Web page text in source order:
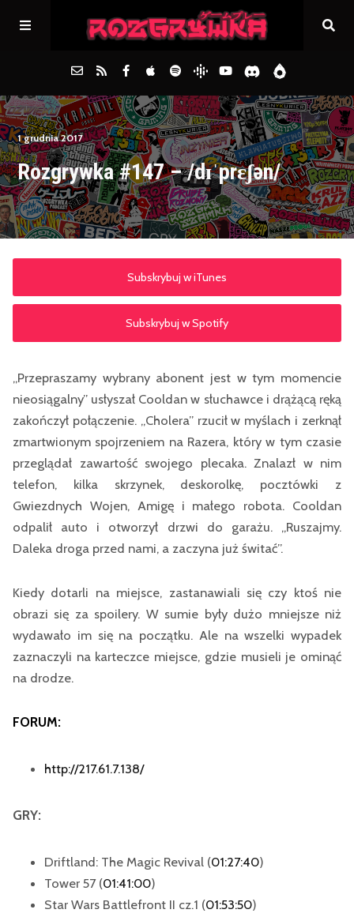
Główna
Archiwum
FAQs
1 grudnia 2017
Rozgrywka #147 – /dɪˈprɛʃən/
Subskrybuj w iTunes
Subskrybuj w Spotify
„Przepraszamy wybrany abonent jest w tym momencie
nieosiągalny” usłyszał Cooldan w słuchawce i drążącą ręką
zakończył połączenie. „Cholera” rzucił w myślach i zerknął
zmartwionym spojrzeniem na Razera, który w tym czasie
przeglądał zawartość swojego plecaka. Znalazł w nim
telefon, kilka skrzynek, deskorolkę, pocztówki z
Gwiezdnych Wojen, Amigę i małego robota. Cooldan
odpalił auto i otworzył drzwi do garażu. „Ruszajmy.
Daleka droga przed nami, a zaczyna już świtać”.
Kiedy dotarli na miejsce, zastanawiali się czy ktoś nie
obrazi się za spoilery. W sumie były dużo mniejsze niż
wydawało im się na początku. Ale na wszelki wypadek
zaznaczyli na karteczce miejsce, gdzie musieli je ominąć
na drodze.
FORUM:
http://217.61.7.138/
GRY:
Driftland: The Magic Revival (01:27:40)
Tower 57(01:41:00)
Star Wars Battlefront II cz.1 (01:53:50)